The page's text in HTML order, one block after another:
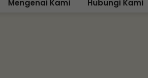
Mengenai Kami Hubungi Kami